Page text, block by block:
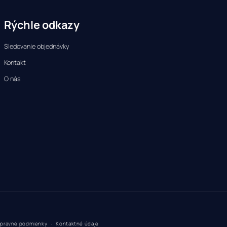
Rýchle odkazy
Sledovanie objednávky
Kontakt
O nás
podmienky Kontaktné údaje